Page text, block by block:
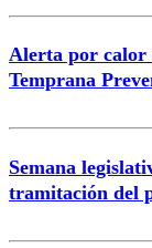
Alerta por calor
Temprana
Semana
tramitación del